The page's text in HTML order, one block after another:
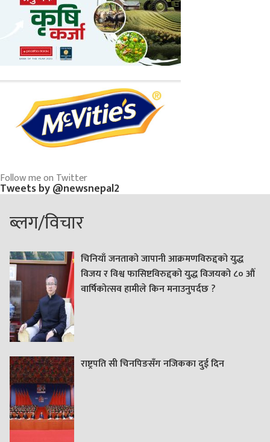
Follow me on Twitter
Tweets by @newsnepal2
ब्लग/विचार
चिनियाँ जनताको जापानी आक्रमणविरुद्दको युद्ध
विजय र विश्व फासिष्टविरुद्दको युद्ध विजयको ८० औं
वार्षिकोत्सव हामीले किन मनाउनुपर्दछ ?
राष्ट्रपति सी चिनपिङसँग नजिकका दुई दिन